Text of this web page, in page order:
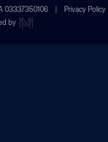
03337350106 |
Privacy Policy
by